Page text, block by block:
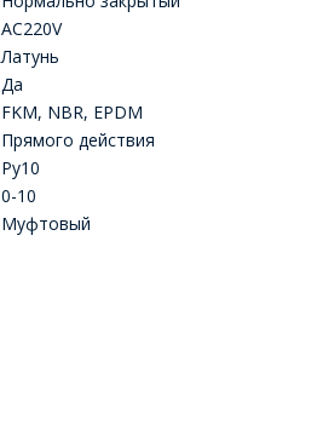
AC220V
Латунь
Да
FKM, NBR, EPDM
Прямого действия
Ру10
0-10
Муфтовый